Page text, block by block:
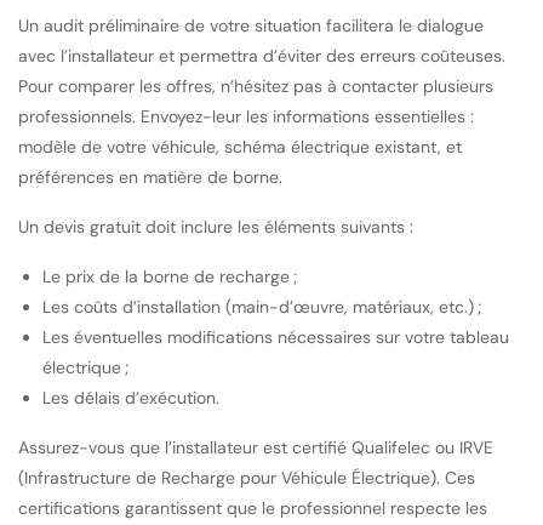
Un audit préliminaire de votre situation facilitera le dialogue
avec l’installateur et permettra d’éviter des erreurs coûteuses.
Pour comparer les offres, n’hésitez pas à contacter plusieurs
professionnels. Envoyez-leur les informations essentielles :
modèle de votre véhicule, schéma électrique existant, et
préférences en matière de borne.
Un devis gratuit doit inclure les éléments suivants :
Le prix de la borne de recharge ;
Les coûts d’installation (main-d’œuvre, matériaux, etc.) ;
Les éventuelles modifications nécessaires sur votre tableau
électrique ;
Les délais d’exécution.
Assurez-vous que l’installateur est certifié Qualifelec ou IRVE
(Infrastructure de Recharge pour Véhicule Électrique). Ces
certifications garantissent que le professionnel respecte les